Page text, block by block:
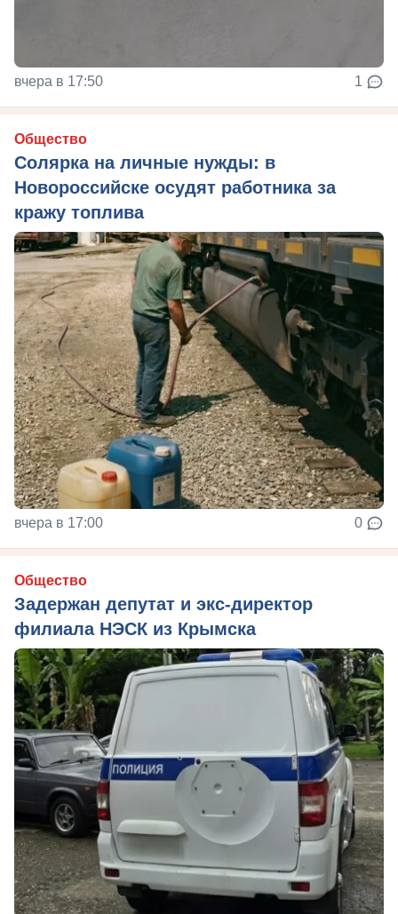
вчера в 17:50 1
Общество
Солярка на личные нужды: в
Новороссийске осудят работника за
кражу топлива
вчера в 17:00 0
Общество
Задержан депутат и экс-директор
филиала НЭСК из Крымска